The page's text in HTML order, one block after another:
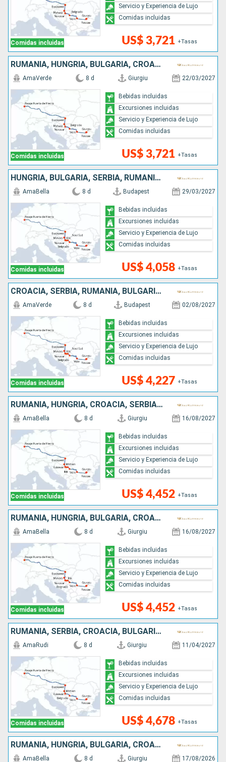
Comidas incluidas US$ 3,721 +Tasas
Servicio y Experiencia de Lujo
Comidas incluidas
RUMANIA, HUNGRÍA, BULGARIA, CROACIA, SERBIA
Comidas incluidas
AmaVerde 8 d Giurgiu 22/03/2027
US$ 3,721 +Tasas
Bebidas incluidas
Excursiones incluidas
Servicio y Experiencia de Lujo
Comidas incluidas
HUNGRÍA, BULGARIA, SERBIA, RUMANIA, CROACIA
Comidas incluidas
AmaBella 8 d Budapest 29/03/2027
US$ 4,058 +Tasas
Bebidas incluidas
Excursiones incluidas
Servicio y Experiencia de Lujo
Comidas incluidas
CROACIA, SERBIA, RUMANIA, BULGARIA, HUNGRÍA
Comidas incluidas
AmaVerde 8 d Budapest 02/08/2027
US$ 4,227 +Tasas
Bebidas incluidas
Excursiones incluidas
Servicio y Experiencia de Lujo
Comidas incluidas
RUMANIA, HUNGRÍA, CROACIA, SERBIA, BULGARIA
Comidas incluidas
AmaBella 8 d Giurgiu 16/08/2027
US$ 4,452 +Tasas
Bebidas incluidas
Excursiones incluidas
Servicio y Experiencia de Lujo
Comidas incluidas
RUMANIA, HUNGRÍA, BULGARIA, CROACIA, SERBIA
Comidas incluidas
AmaBella 8 d Giurgiu 16/08/2027
US$ 4,452 +Tasas
Bebidas incluidas
Excursiones incluidas
Servicio y Experiencia de Lujo
Comidas incluidas
RUMANIA, SERBIA, CROACIA, BULGARIA, HUNGRÍA
Comidas incluidas
AmaRudi 8 d Giurgiu 11/04/2027
US$ 4,678 +Tasas
Bebidas incluidas
Excursiones incluidas
Servicio y Experiencia de Lujo
Comidas incluidas
RUMANIA, HUNGRÍA, BULGARIA, CROACIA, SERBIA
AmaBella 8 d Giurgiu 17/08/2026